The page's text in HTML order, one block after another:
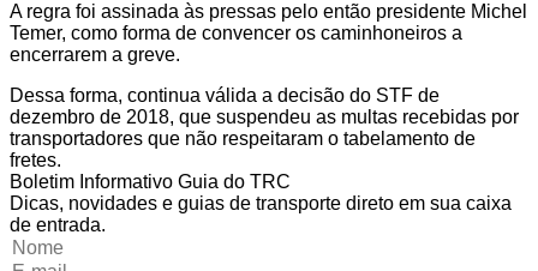
A regra foi assinada às pressas pelo então presidente Michel
Temer, como forma de convencer os caminhoneiros a
encerrarem a greve.
Dessa forma, continua válida a decisão do STF de
dezembro de 2018, que suspendeu as multas recebidas por
transportadores que não respeitaram o tabelamento de
fretes.
Boletim Informativo Guia do TRC
Dicas, novidades e guias de transporte direto em sua caixa
de entrada.